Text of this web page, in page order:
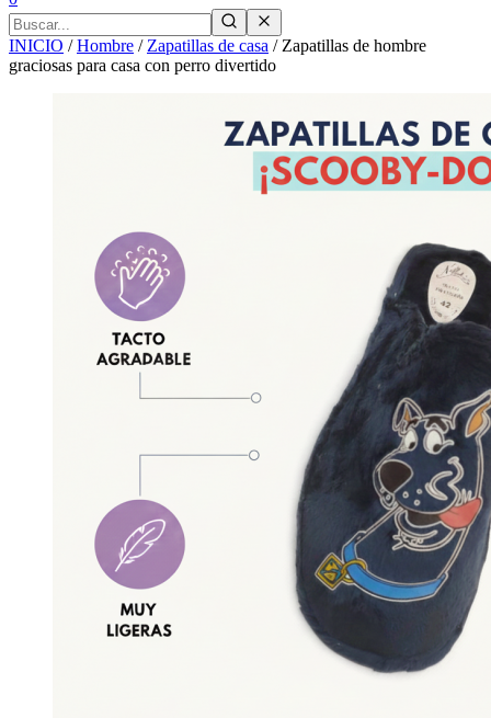
INICIO /Hombre / Zapatillas de casa / Zapatillas de hombre
graciosas para casa con perro divertido